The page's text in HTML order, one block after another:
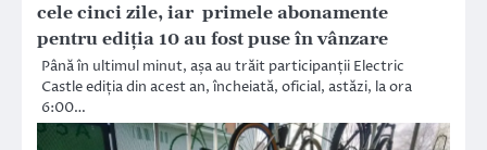
cele cinci zile, iar primele abonamente
pentru ediția 10 au fost puse în vânzare
Până în ultimul minut, așa au trăit participanții Electric
Castle ediția din acest an, încheiată, oficial, astăzi, la ora
6:00…